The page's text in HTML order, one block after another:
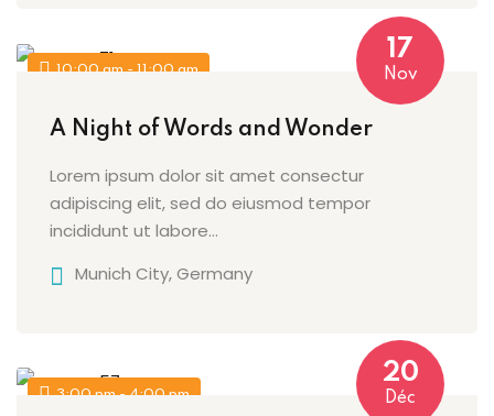
10:00 am - 11:00 am
17
Nov
A Night of Words and Wonder
Lorem ipsum dolor sit amet consectur
adipiscing elit, sed do eiusmod tempor
incididunt ut labore…
Munich City, Germany
3:00 pm - 4:00 pm
20
Déc